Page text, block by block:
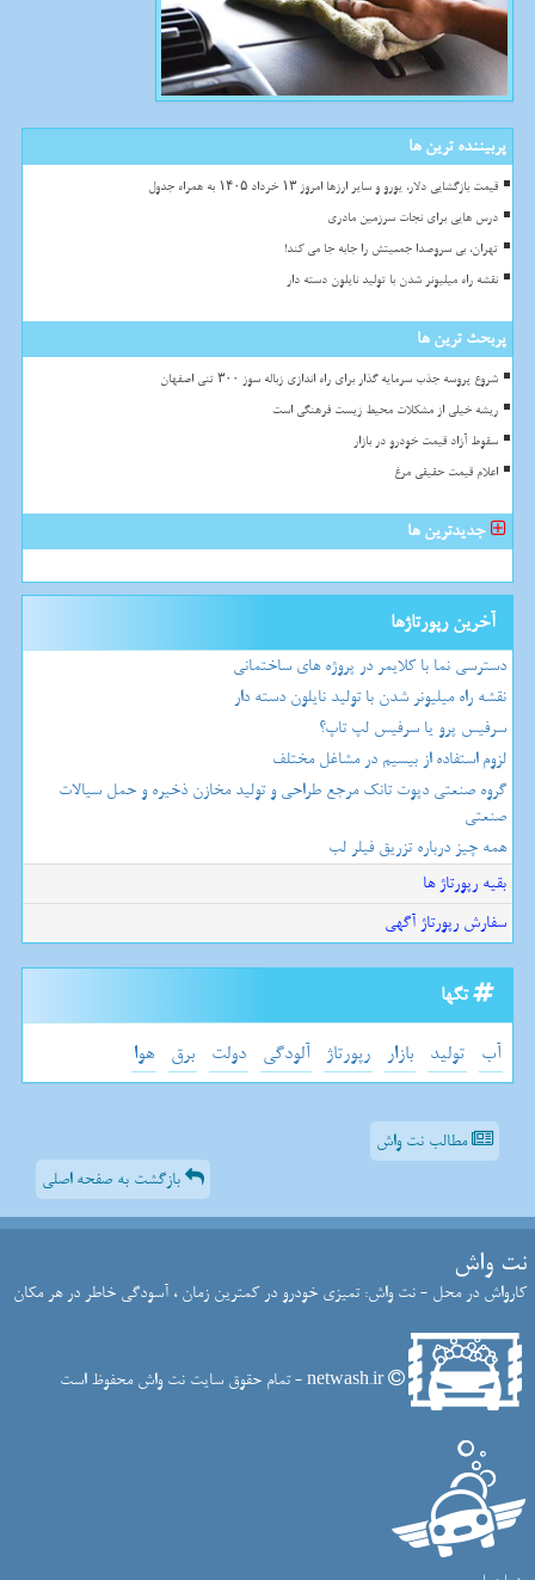
پربیننده ترین ها
قیمت بازگشایی دلار، یورو و سایر ارزها امروز ۱۳ خرداد ۱۴۰۵ به همراه جدول
درس هایی برای نجات سرزمین مادری
تهران، بی سروصدا جمعیتش را جابه جا می کند!
نقشه راه میلیونر شدن با تولید نایلون دسته دار
پربحث ترین ها
شروع پروسه جذب سرمایه گذار برای راه اندازی زباله سوز ۳۰۰ تنی اصفهان
ریشه خیلی از مشکلات محیط زیست فرهنگی است
سقوط آزاد قیمت خودرو در بازار
اعلام قیمت حقیقی مرغ
جدیدترین ها
آخرین رپورتاژها
دسترسی نما با کلایمر در پروژه های ساختمانی
نقشه راه میلیونر شدن با تولید نایلون دسته دار
سرفیس پرو یا سرفیس لپ تاپ؟
لزوم استفاده از بیسیم در مشاغل مختلف
گروه صنعتی دپوت تانک مرجع طراحی و تولید مخازن ذخیره و حمل سیالات
صنعتی
همه چیز درباره تزریق فیلر لب
بقیه رپورتاژ ها
سفارش رپورتاژ آگهی
تگها
آب تولید بازار رپورتاژ آلودگی دولت برق هوا
مطالب نت واش
بازگشت به صفحه اصلی
نت واش
کارواش در محل - نت واش: تمیزی خودرو در کمترین زمان ، آسودگی خاطر در هر مکان
netwash.ir - تمام حقوق سایت نت واش محفوظ است